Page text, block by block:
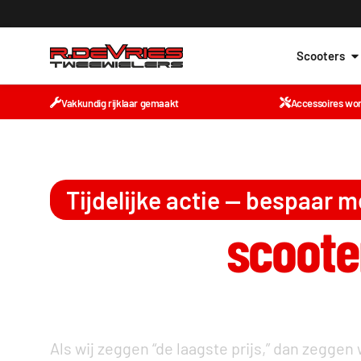
Scooters
Vakkundig rijklaar gemaakt Accessoires
Tijdelijke actie — bespaar
Als wij zeggen “de laagste prijs,” dan